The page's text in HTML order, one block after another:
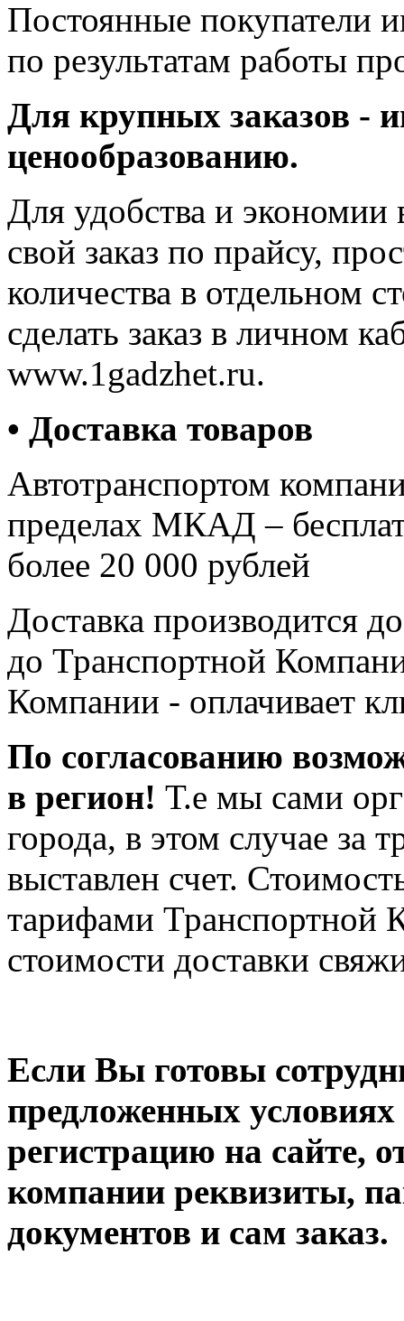
Постоянные покупатели
по результатам работы
Для крупных заказов -
ценообразованию.
Для удобства и
свой заказ по прайсу,
количества в отдельном
сделать заказ в личном
www.1gadzhet.ru.
• Доставка товаров
Автотранспортом
пределах МКАД –
более 20 000 рублей
Доставка производится
до Транспортной
Компании - оплачивает
По согласованию
в регион! Т.е мы сами
города, в этом случае за
выставлен счет.
тарифами Транспортной
стоимости доставки
Если Вы готовы
предложенных
регистрацию на сайте,
компании реквизиты,
документов и сам заказ.